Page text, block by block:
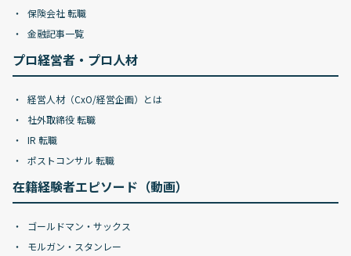
保険会社 転職
金融記事一覧
プロ経営者・プロ人材
経営人材（CxO/経営企画）とは
社外取締役 転職
IR 転職
ポストコンサル 転職
在籍経験者エピソード（動画）
ゴールドマン・サックス
モルガン・スタンレー